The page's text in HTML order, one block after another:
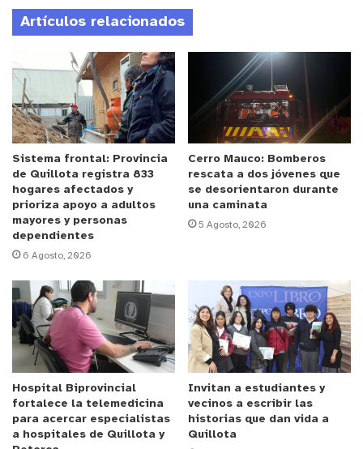
Anuncio Patrocinado
Mayor afluencia de personas
Desde este lunes 8, con el inicio de la vacunación
para personas entre 71 y 84 años, así como del
personal que cumple funciones críticas, de
atención directa o Fuerzas Armadas y de Orden,
aumentó la afluencia de quillotanos en los
diferentes locales. Ello, sumado al tiempo que
toma la vacunación de cada persona, ha generado
algunas demoras, que han llevado al
equipos de vacunación, especialmente en los
establecimientos del sector urbano que presentan
una mayor demanda.
Según explicó la doctora Ximena Maldonado, el
proceso “no se puede hacer en forma mucho más
veloz, porque esta inoculación de vacuna tiene un
proceso de muchas preguntas e interrogatorio,
Artículos relacionados
Sistema frontal: Provincia
de Quillota registra 833
hogares afectados y
prioriza apoyo a adultos
mayores y personas
dependientes
6 Agosto, 2026
Cerro Mauco: Bomberos
rescata a dos jóvenes que
se desorientaron durante
una caminata
5 Agosto, 2026
Hospital Biprovincial
fortalece la telemedicina
para acercar especialistas
a hospitales de Quillota y
Invitan a estudiantes y
vecinos a escribir las
historias que dan vida a
Quillota